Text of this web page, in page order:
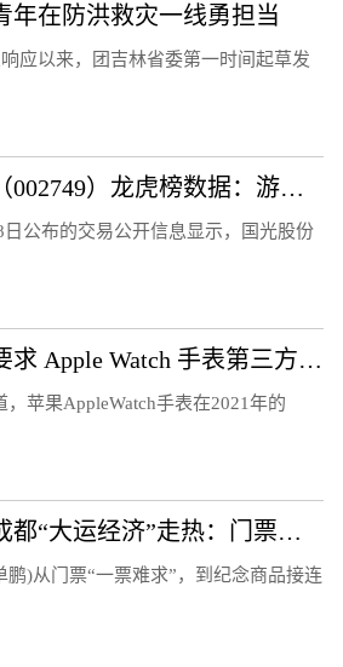
年在防洪救灾一线勇担当
应以来，团吉林省委第一时间起草发
8月8日国光股份（002749）龙虎榜数据：游资量化打板上榜
公布的交易公开信息显示，国光股份
消息称苹果强制要求 Apple Watch 手表第三方充电器换用官方快充模块
苹果AppleWatch手表在2021年的
（成都大运会）成都“大运经济”走热：门票周边热销 “溢出效应”显著
鹏)从门票“一票难求”，到纪念商品接连